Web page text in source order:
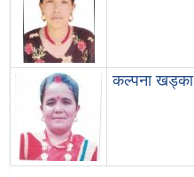
कल्पना खड्का